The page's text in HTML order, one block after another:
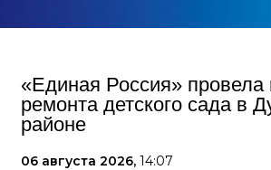
«Единая Россия» провела
ремонта детского сада в
районе
06 августа 2026, 14:07